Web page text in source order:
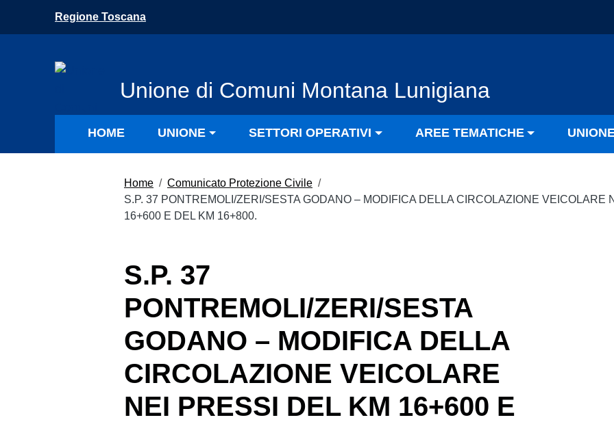
Vai al menu di navigazione
Regione Toscana
Unione di Comuni Montana Lunigiana
HOME UNIONE SETTORI OPERATIVI AREE TEMATICHE
Home / Comunicato Protezione Civile /
S.P. 37 PONTREMOLI/ZERI/SESTA GODANO – MODIFICA DELLA CIRCOLAZIONE VEICOLARE
16+600 E DEL KM 16+800.
S.P. 37
PONTREMOLI/ZERI/SESTA
GODANO – MODIFICA DELLA
CIRCOLAZIONE VEICOLARE
NEI PRESSI DEL KM 16+600 E